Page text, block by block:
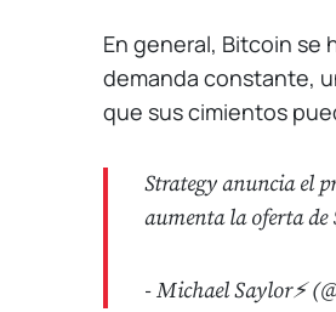
En general, Bitcoin se
demanda constante,
que sus cimientos
Strategy anuncia el
aumenta la oferta
- Michael Saylor⚡️